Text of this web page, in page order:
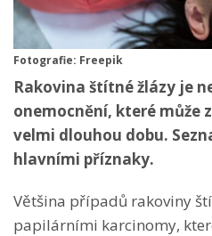
Fotografie: Freepik
Rakovina štítné žlázy je
onemocnění, které může
velmi dlouhou dobu.
hlavními příznaky.
Většina případů rakoviny
papilárními karcinomy,